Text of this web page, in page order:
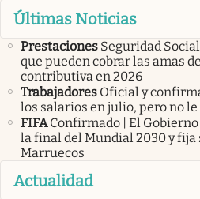
Últimas Noticias
Prestaciones Seguridad
que pueden cobrar las amas
contributiva en 2026
Trabajadores Oficial y
los salarios en julio, pero no
FIFA Confirmado | El
la final del Mundial 2030 y fija
Marruecos
Actualidad